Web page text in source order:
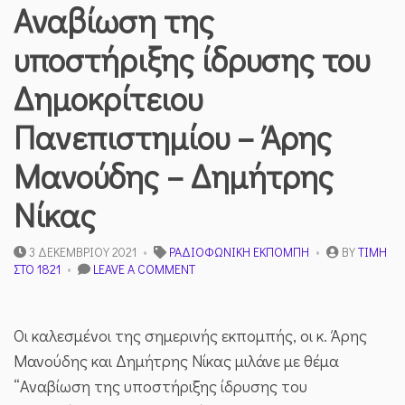
Αναβίωση της
υποστήριξης ίδρυσης του
Δημοκρίτειου
Πανεπιστημίου – Άρης
Μανούδης – Δημήτρης
Νίκας
3 ΔΕΚΕΜΒΡΊΟΥ 2021 ΡΑΔΙΟΦΩΝΙΚΉ ΕΚΠΟΜΠΉ BYΤΙΜΉ
ΣΤΟ 1821
LEAVE A COMMENTON
ΊΔΡΥΣΗΣ
ΤΟΥ
ΔΗΜΟΚΡΊΤΕΙΟΥ
ΠΑΝΕΠΙΣΤΗΜΊΟΥ
Οι καλεσμένοι της σημερινής εκπομπής, οι κ. Άρης
Μανούδης και Δημήτρης Νίκας μιλάνε με θέμα
“Αναβίωση της υποστήριξης ίδρυσης του